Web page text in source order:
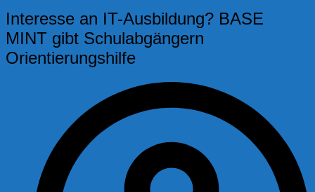
Interesse an IT-Ausbildung? BASE
MINT gibt Schulabgängern
Orientierungshilfe